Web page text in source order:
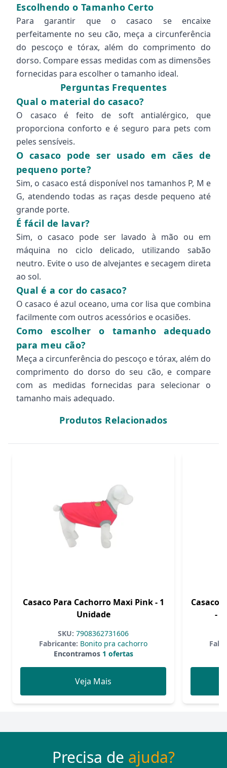
Escolhendo o Tamanho Certo
Para garantir que o casaco se encaixe
perfeitamente no seu cão, meça a circunferência
do pescoço e tórax, além do comprimento do
dorso. Compare essas medidas com as dimensões
fornecidas para escolher o tamanho ideal.
Perguntas Frequentes
Qual o material do casaco?
O casaco é feito de soft antialérgico, que
proporciona conforto e é seguro para pets com
peles sensíveis.
O casaco pode ser usado em cães de
pequeno porte?
Sim, o casaco está disponível nos tamanhos P, M e
G, atendendo todas as raças desde pequeno até
grande porte.
É fácil de lavar?
Sim, o casaco pode ser lavado à mão ou em
máquina no ciclo delicado, utilizando sabão
neutro. Evite o uso de alvejantes e secagem direta
ao sol.
Qual é a cor do casaco?
O casaco é azul oceano, uma cor lisa que combina
facilmente com outros acessórios e ocasiões.
Como escolher o tamanho adequado
para meu cão?
Meça a circunferência do pescoço e tórax, além do
comprimento do dorso do seu cão, e compare
com as medidas fornecidas para selecionar o
tamanho mais adequado.
Produtos Relacionados
Casaco Para Cachorro Maxi Pink - 1
Unidade
SKU: 7908362731606
Fabricante: Bonito pra cachorro
Encontramos1 ofertas
Veja Mais
Casaco
- 1
Precisa de ajuda?